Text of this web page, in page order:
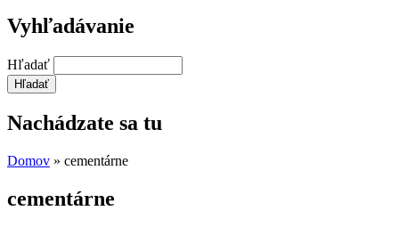
Vyhľadávanie
Hľadať
Nachádzate sa tu
Domov » cementárne
cementárne